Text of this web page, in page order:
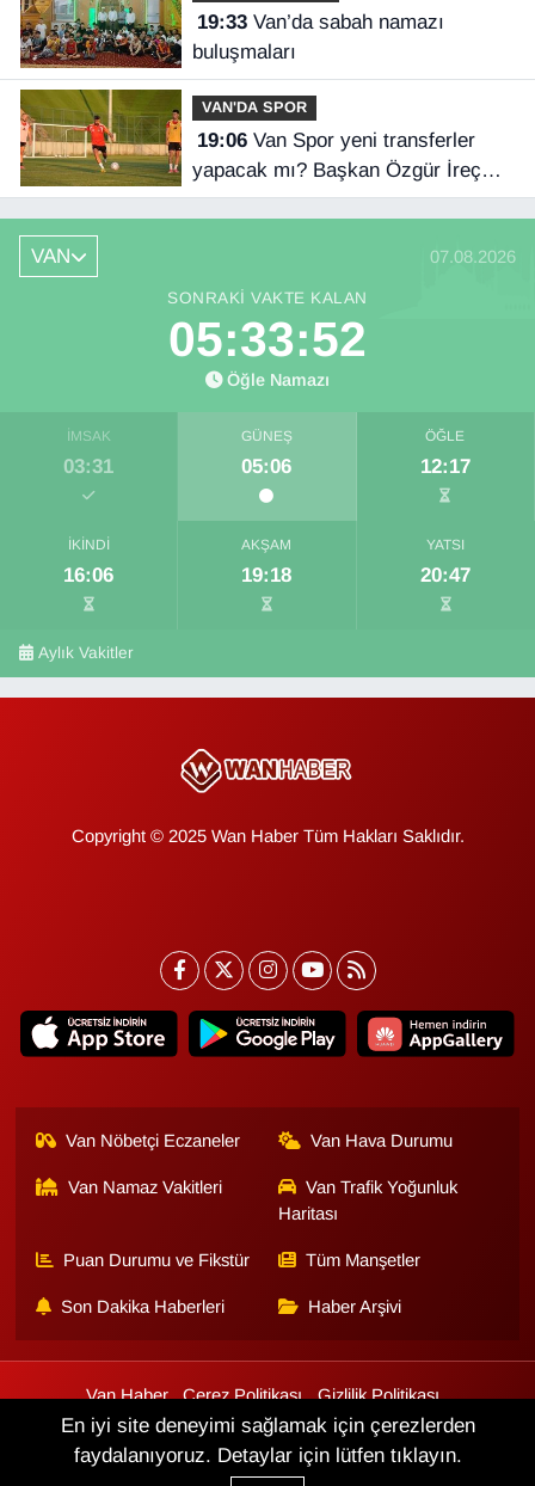
19:33Van’da sabah namazı
buluşmaları
VAN'DA SPOR
19:06Van Spor yeni transferler
yapacak mı? Başkan Özgür İreç
İlhan açıkladı
VAN 07.08.2026
SONRAKI VAKTE KALAN
05:33:51
Öğle Namazı
İMSAK
03:31
GÜNEŞ
05:06
ÖĞLE
12:17
İKINDI
16:06
AKŞAM
19:18
YATSI
20:47
Aylık Vakitler
Copyright © 2025 Wan Haber Tüm Hakları Saklıdır.
Van Nöbetçi Eczaneler Van Hava Durumu
Van Namaz Vakitleri
Van Trafik Yoğunluk
Haritası
Puan Durumu ve Fikstür Tüm Manşetler
Son Dakika Haberleri Haber Arşivi
Van Haber Çerez Politikası
Gizlilik Politikası
Üyelik Sözleşmesi
Veri Politikası Künye İletişim
En iyi site deneyimi sağlamak için çerezlerden
faydalanıyoruz. Detaylar için lütfen tıklayın.